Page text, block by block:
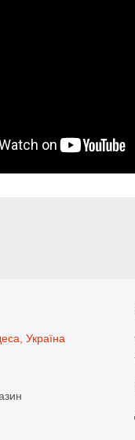
Україна